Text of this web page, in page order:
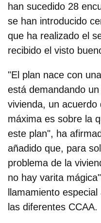
han sucedido 28
se han introducido
que ha realizado el
recibido el visto
"El plan nace con
está demandando
vivienda, un
máxima es sobre la
este plan", ha
añadido que, para
problema de la
no hay varita
llamamiento
las diferentes CCAA.